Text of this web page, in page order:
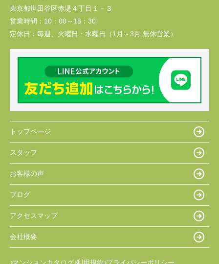
東京都世田谷区赤堤４丁目１－３
営業時間： 10：00～18：30
定休日： 毎週、火曜日・水曜日（1月～3月 無休営業）
トップページ
スタッフ
お客様の声
ブログ
アクセスマップ
会社概要